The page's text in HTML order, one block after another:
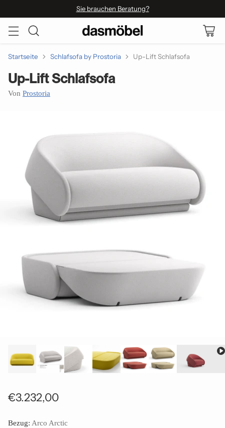
Sie brauchen Beratung?
Startseite Schlafsofa by Prostoria Up-Lift Schlafsofa
Up-Lift Schlafsofa
Von Prostoria
Normaler
Preis
€3.232,00
Bezug: Arco Arctic